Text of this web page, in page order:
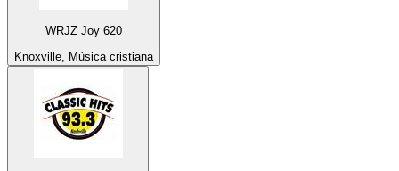
WRJZ Joy 620
Knoxville, Música cristiana